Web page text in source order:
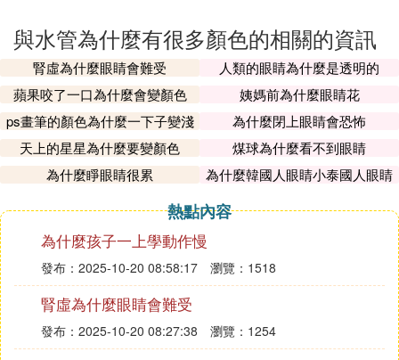
生藻類和細菌的能力。
微法水管在生產時是不需要添加色母的，這是因為微
法水管使用的是北歐化工預混料RA130E-6017粒
子，這一款PPR原料在生產時就預先混合了綠色的色
母，所以在生產時，無需再次配料。這使得水管中的
色母在PPR中能得到更充分的分散，同時保證了原料
來源的單一性，也保證了水管的健康環保。
『貳』 「PPR管」為什麼有好幾種顏色，
有什麼區別嗎
PPR管道原料本身是無色透明狀顆粒，本身不帶有顏
色，現在市場上多數的PPR管道有白色、灰色、綠色
等多種不同顏色可供客戶選擇，這些不同顏色的PPR
管道主要是因為加入了不同顏色的色母，嚴格來說，
與水管為什麼有很多顏色的相關的資訊
腎虛為什麼眼睛會難受
人類的眼睛為什麼是透明的
蘋果咬了一口為什麼會變顏色
姨媽前為什麼眼睛花
ps畫筆的顏色為什麼一下子變淺
了
為什麼閉上眼睛會恐怖
天上的星星為什麼要變顏色
煤球為什麼看不到眼睛
為什麼睜眼睛很累
為什麼韓國人眼睛小泰國人眼睛
熱點內容
為什麼孩子一上學動作慢
發布：2025-10-20 08:58:17 瀏覽：1518
腎虛為什麼眼睛會難受
發布：2025-10-20 08:27:38 瀏覽：1254